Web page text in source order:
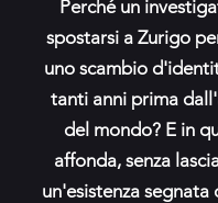
Perché un
spostarsi a Zurigo
uno scambio
tanti anni prima
del mondo? E in
affonda, senza
un'esistenza segnata